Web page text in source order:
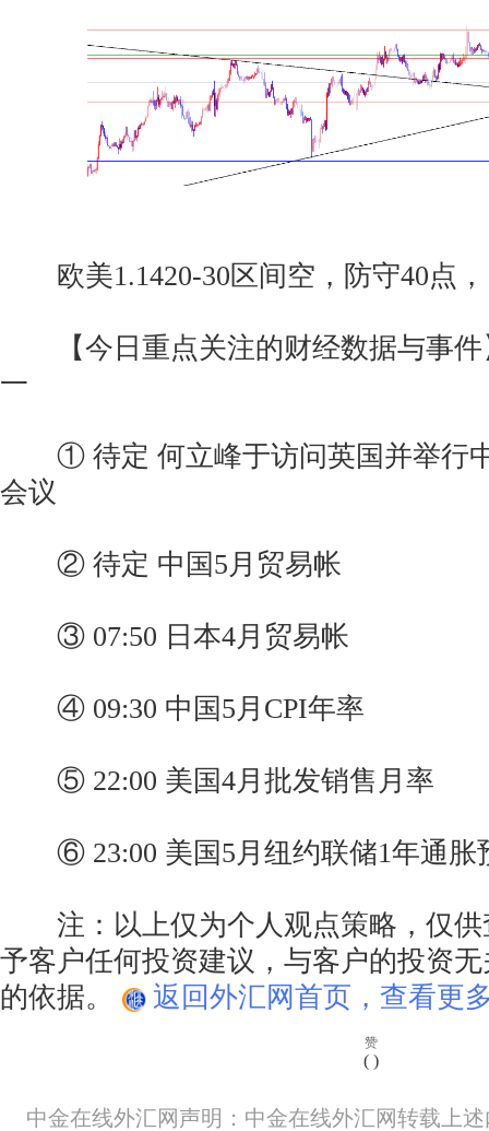
欧美1.1420-30区间空，防守40点，
【今日重点关注的财经数据与事件
一
① 待定 何立峰于访问英国并举行
会议
② 待定 中国5月贸易帐
③ 07:50 日本4月贸易帐
④ 09:30 中国5月CPI年率
⑤ 22:00 美国4月批发销售月率
⑥ 23:00 美国5月纽约联储1年通胀
注：以上仅为个人观点策略，仅供
予客户任何投资建议，与客户的投资
的依据。
返回外汇网首页，查看更
赞
( )
中金在线外汇网声明：中金在线外汇网转载上